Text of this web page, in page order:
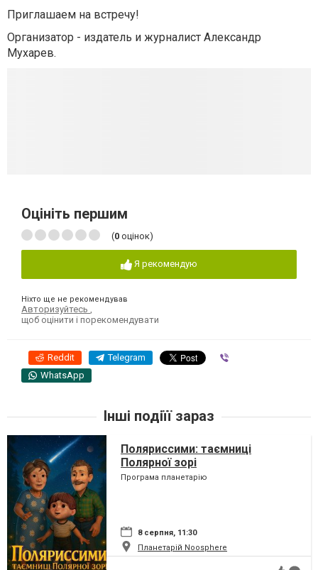
Приглашаем на встречу!
Организатор - издатель и журналист Александр
Мухарев.
Оцініть першим
(0 оцінок)
Я рекомендую
Ніхто ще не рекомендував
Авторизуйтесь
щоб оцінити і порекомендувати
Reddit Telegram
WhatsApp
Інші подіїї зараз
Поляриссими: таємниці
Полярної зорі
Програма планетарію
8 серпня, 11:30
Планетарій Noosphere